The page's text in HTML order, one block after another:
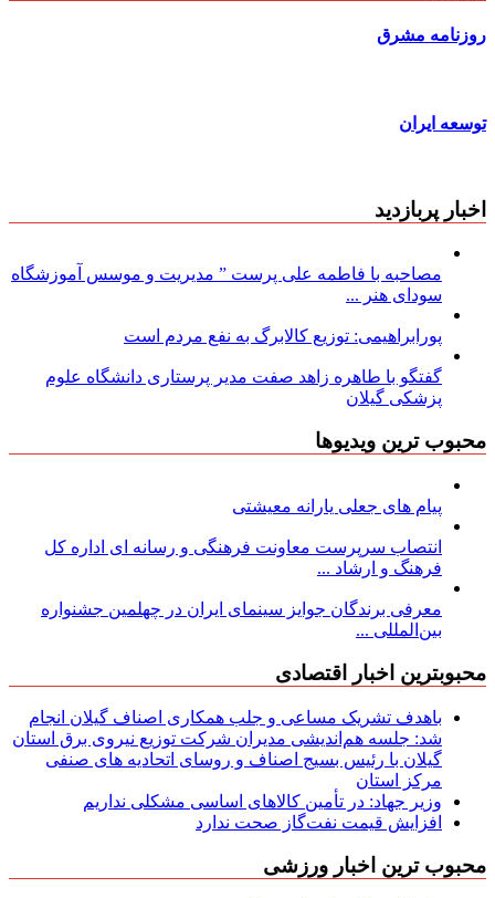
روزنامه مشرق
توسعه ایران
اخبار پربازدید
مصاحبه با فاطمه علی پرست ” مدیریت و موسس آموزشگاه
سودای هنر ...
پورابراهیمی: توزیع کالابرگ به نفع مردم است
گفتگو با طاهره زاهد صفت مدیر پرستاری دانشگاه علوم
پزشکی گیلان
محبوب ترین ویدیوها
پیام های جعلی یارانه معیشتی
انتصاب سرپرست معاونت فرهنگی و رسانه ای اداره کل
فرهنگ و ارشاد ...
معرفی برندگان جوایز سینمای ایران در چهلمین جشنواره
بین‌المللی ...
محبوبترین اخبار اقتصادی
باهدف تشریک مساعی و جلب همکاری اصناف گیلان انجام
شد: جلسه هم‌اندیشی مدیران شركت توزیع نیروی برق استان
گیلان با رئیس بسیج اصناف و روسای اتحادیه های صنفی
مركز استان
وزیر جهاد: در تأمین کالاهای اساسی مشکلی نداریم
افزایش قیمت نفت‌گاز صحت ندارد
محبوب ترین اخبار ورزشی